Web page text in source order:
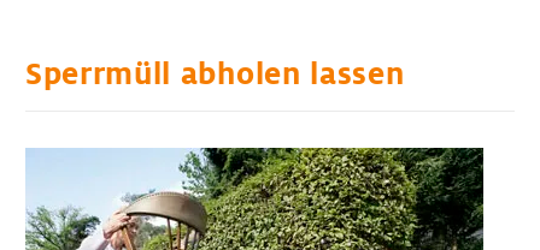
Sperrmüll abholen lassen